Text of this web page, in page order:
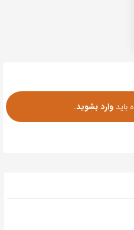
باید وارد بشوید.